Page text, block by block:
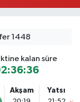
41.01948179055185,
6 6B Tersane İstanbul
1448
kalan süre
Akşam
Yatsı